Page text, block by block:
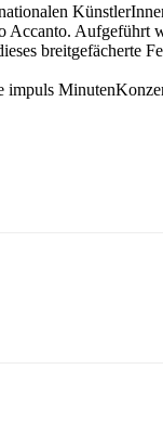
Aufgeführt
breitgefächerte